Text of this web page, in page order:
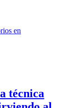
técnica